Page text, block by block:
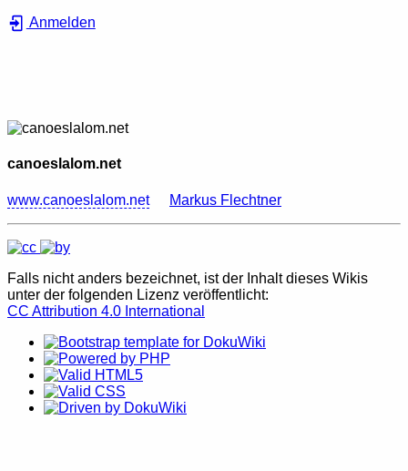
Anmelden
canoeslalom.net
www.canoeslalom.net Markus Flechtner
Falls nicht anders bezeichnet, ist der Inhalt dieses Wikis
unter der folgenden Lizenz veröffentlicht:
CC Attribution 4.0 International